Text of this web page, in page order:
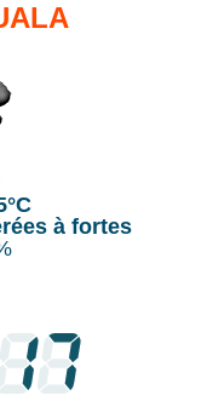
à fortes